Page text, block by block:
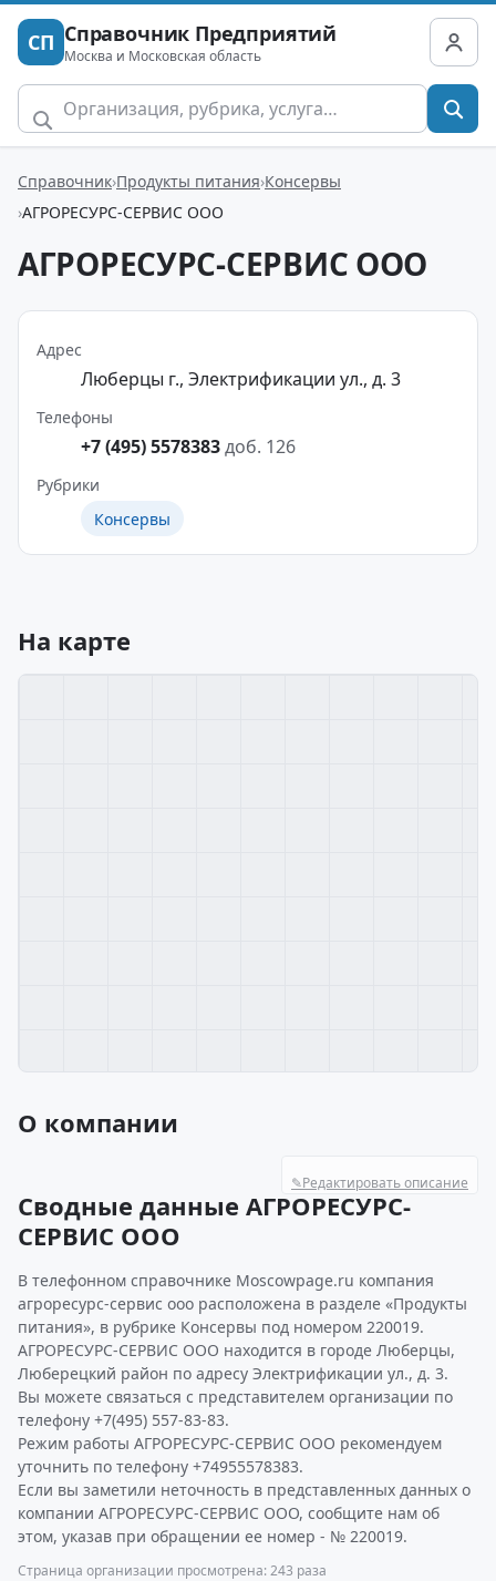
СП Справочник Предприятий
Москва и Московская область
Справочник Продукты питания Консервы
АГРОРЕСУРС-СЕРВИС ООО
АГРОРЕСУРС-СЕРВИС ООО
Адрес
Люберцы г., Электрификации ул., д. 3
Телефоны
+7 (495) 5578383доб. 126
Рубрики
Консервы
На карте
О компании
✎Редактировать описание
Сводные данные АГРОРЕСУРС-
СЕРВИС ООО
В телефонном справочнике Moscowpage.ru компания
агроресурс-сервис ооо расположена в разделе «Продукты
питания», в рубрике Консервы под номером 220019.
АГРОРЕСУРС-СЕРВИС ООО находится в городе Люберцы,
Люберецкий район по адресу Электрификации ул., д. 3.
Вы можете связаться с представителем организации по
телефону +7(495) 557-83-83.
Режим работы АГРОРЕСУРС-СЕРВИС ООО рекомендуем
уточнить по телефону +74955578383.
Если вы заметили неточность в представленных данных о
компании АГРОРЕСУРС-СЕРВИС ООО, сообщите нам об
этом, указав при обращении ее номер - № 220019.
Страница организации просмотрена: 243 раза